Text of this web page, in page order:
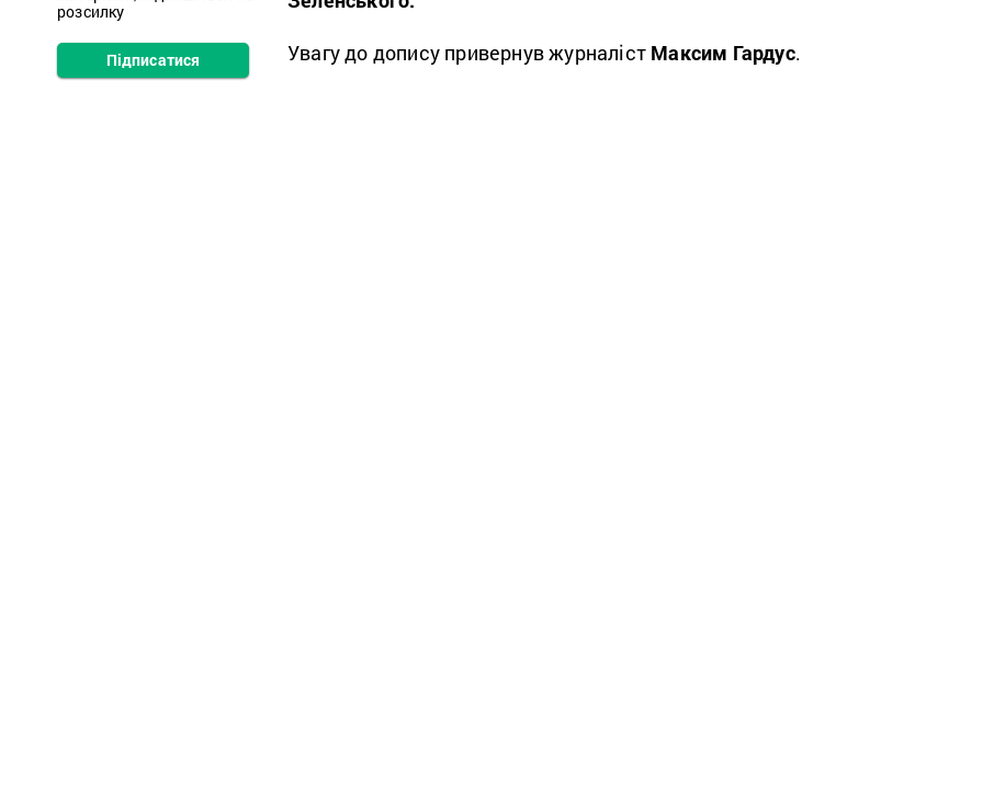
розсилку
Підписатися
Увагу до допису привернув журналіст Максим Гардус.